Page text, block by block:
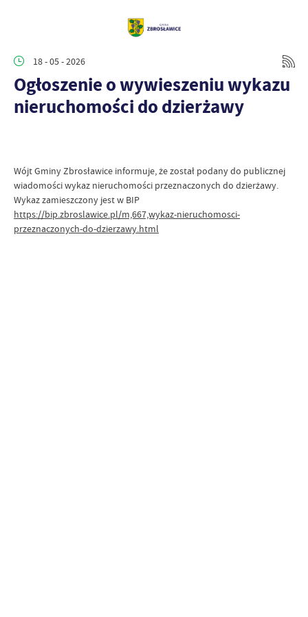
18 - 05 - 2026
Ogłoszenie o wywieszeniu wykazu
nieruchomości do dzierżawy
Wójt Gminy Zbrosławice informuje, że został podany do publicznej
wiadomości wykaz nieruchomości przeznaczonych do dzierżawy.
Wykaz zamieszczony jest w BIP
https://bip.zbroslawice.pl/m,667,wykaz-nieruchomosci-
przeznaczonych-do-dzierzawy.html